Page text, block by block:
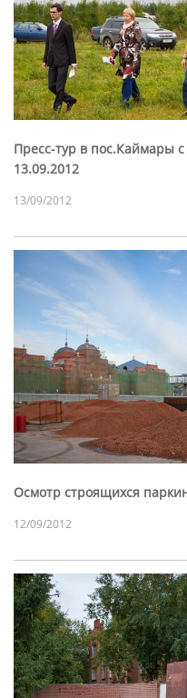
Пресс-тур в пос.Каймары
13.09.2012
13/09/2012
Осмотр строящихся
12/09/2012